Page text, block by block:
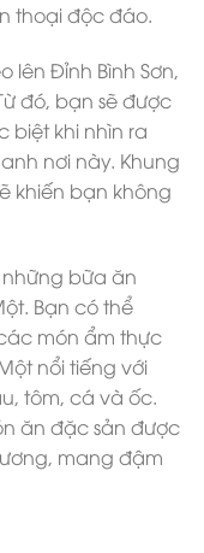
thoại độc đáo.
lên Đỉnh Bình Sơn,
đó, bạn sẽ được
biệt khi nhìn ra
nơi này. Khung
khiến bạn không
bữa ăn
Bạn có thể
món ẩm thực
nổi tiếng với
tôm, cá và ốc.
ăn đặc sản được
mang đậm